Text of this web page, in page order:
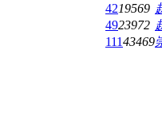
4219569
4923972
11143469